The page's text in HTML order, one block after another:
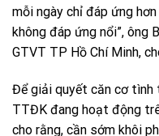
mỗi ngày chỉ đáp ứng
không đáp ứng nổi”, ông
GTVT TP Hồ Chí Minh,
Để giải quyết căn cơ
TTĐK đang hoạt động
cho rằng, cần sớm khôi